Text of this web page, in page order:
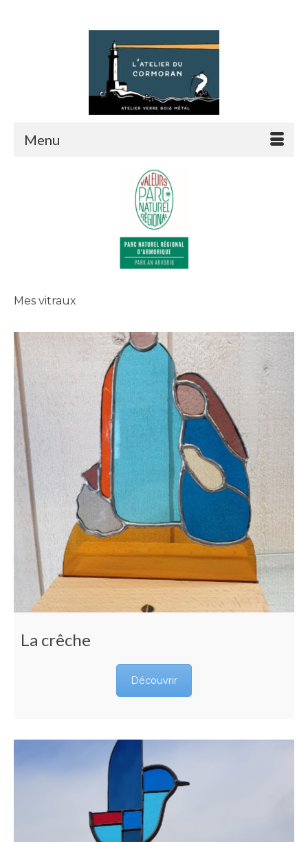
Menu
Mes vitraux
La crêche
Découvrir